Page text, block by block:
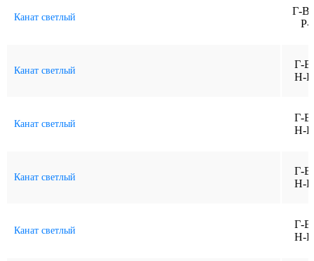
Канат светлый
Г-
Р-
Канат светлый
Г-
Н-
Канат светлый
Г-
Н-
Канат светлый
Г-
Н-
Канат светлый
Г-
Н-